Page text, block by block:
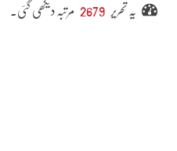
یہ تحریر 2679 مرتبہ دیکھی گئی۔